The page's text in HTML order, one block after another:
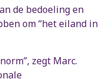
de bedoeling en
om “het eiland in
zegt Marc.